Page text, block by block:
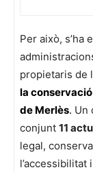
Per això, s’ha
propietaris de
la
de Merlès. Un
conjunt 11
legal,
l’accessibilitat